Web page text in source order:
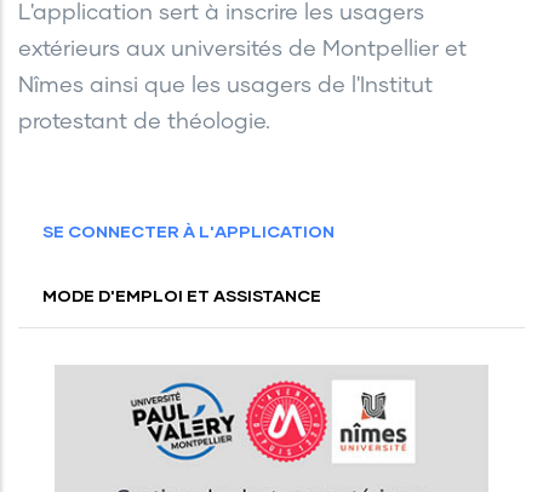
L'application sert à inscrire les usagers
extérieurs aux universités de Montpellier et
Nîmes ainsi que les usagers de l'Institut
protestant de théologie.
SE CONNECTER À L'APPLICATION
MODE D'EMPLOI ET ASSISTANCE